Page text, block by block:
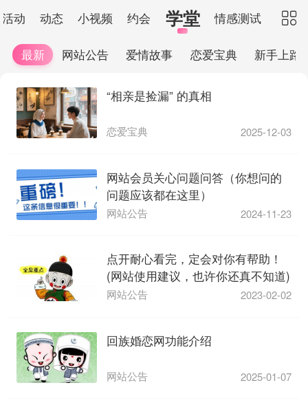
活动 动态 小视频 约会 学堂 情感测试 
最新 网站公告 爱情故事 恋爱宝典 新手上路
“相亲是捡漏” 的真相
恋爱宝典 2025-12-03
网站会员关心问题问答（你想问的
问题应该都在这里）
网站公告 2024-11-23
点开耐心看完，定会对你有帮助！
(网站使用建议，也许你还真不知道)
网站公告 2023-02-02
回族婚恋网功能介绍
网站公告 2025-01-07